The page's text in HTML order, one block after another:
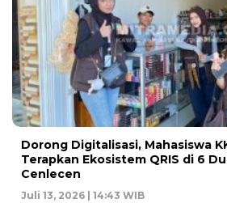
Dorong Digitalisasi, Mahasiswa
Terapkan Ekosistem QRIS di 6
Cenlecen
Juli 13, 2026 | 14:43 WIB